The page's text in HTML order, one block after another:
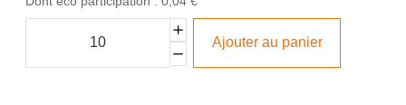
Ajouter au panier